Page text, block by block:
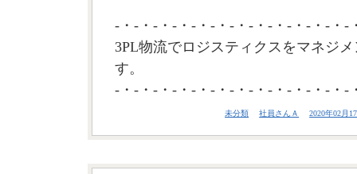
-・-・-・-・-・-・-・-・-・-・-・-・-
3PL物流でロジスティクスをマネジ
す。
-・-・-・-・-・-・-・-・-・-・-・-・-
未分類 社員さんＡ 2020年02月